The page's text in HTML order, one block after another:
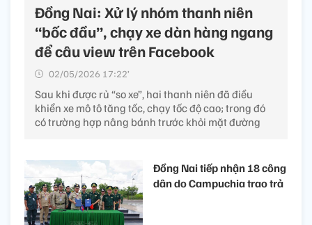
Đồng Nai: Xử lý nhóm thanh niên
“bốc đầu”, chạy xe dàn hàng ngang
để câu view trên Facebook
02/05/2026 17:22’
Sau khi được rủ “so xe”, hai thanh niên đã điều
khiển xe mô tô tăng tốc, chạy tốc độ cao; trong đó
có trường hợp nâng bánh trước khỏi mặt đường
Đồng Nai tiếp nhận 18 công
dân do Campuchia trao trả